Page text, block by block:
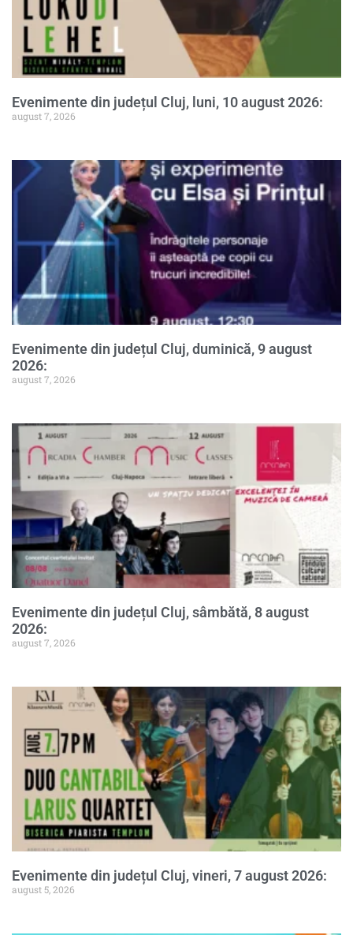
Evenimente din județul Cluj, luni, 10 august 2026:
august 7, 2026
Evenimente din județul Cluj, duminică, 9 august
2026:
august 7, 2026
Evenimente din județul Cluj, sâmbătă, 8 august
2026:
august 7, 2026
Evenimente din județul Cluj, vineri, 7 august 2026:
august 5, 2026